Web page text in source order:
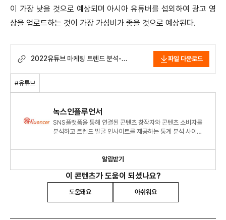
이 가장 낮을 것으로 예상되며 아시아 유튜버를 섭외하여 광고 영
상을 업로드하는 것이 가장 가성비가 좋을 것으로 예상된다.
2022유튜브 마케팅 트렌드 분석-
파일 다운로드
#유튜브
녹스인플루언서
SNS플랫폼을 통해 연결된 콘텐츠 창작자와 콘텐츠 소비자를
분석하고 트렌드 발굴 인사이트를 제공하는 통계 분석 사이트
알림받기
이 콘텐츠가 도움이 되셨나요?
도움돼요 아쉬워요